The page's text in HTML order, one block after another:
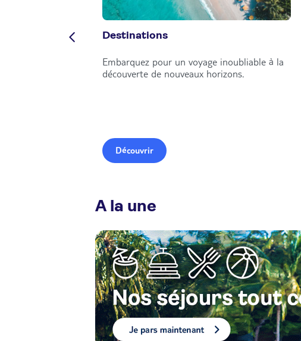
Destinations
Embarquez pour un voyage inoubliable à la
découverte de nouveaux horizons.
Découvrir
A la une